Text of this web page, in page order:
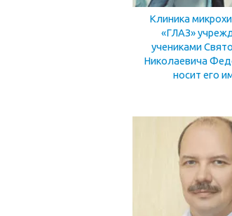
Клиника
«ГЛАЗ»
учениками
Николаевича
носит его